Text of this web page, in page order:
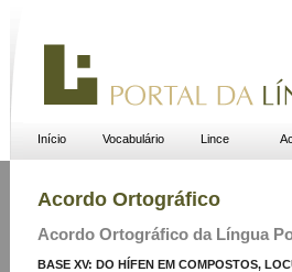
Início Vocabulário Lince
Acordo Ortográfico
Acordo Ortográfico da Língua
BASE XV: DO HÍFEN EM COMPOSTOS,